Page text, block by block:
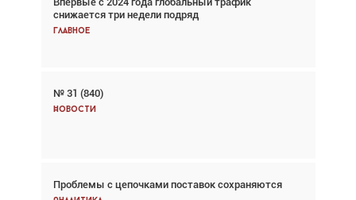
снижается три недели подряд
Главное
№ 31 (840)
Новости
Проблемы с цепочками поставок сохраняются
спасательных операциях
Главное
Авиационный фотограф Дэйв Кох: «Фотография
говорит сама за себя... а ИИ всё портит»
Впервые с 2024 года глобальный трафик
снижается три недели подряд